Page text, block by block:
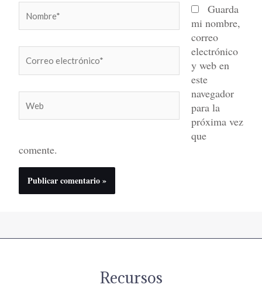
electrónico*
Guarda
mi nombre,
correo
electrónico
y web en
este
navegador
para la
próxima vez
que
comente.
Recursos